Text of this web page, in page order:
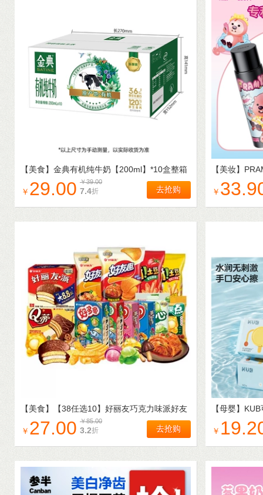
【美食】 金典有机纯牛奶【200ml】*10盒整箱
3.6g优质乳蛋白5月产
￥ 29.00 ￥39.00
7.4折 去抢购
【美妆】
油不易脱妆
￥
【美食】
【38任选10】好丽友巧克力味派好友
趣呀土豆果心软糖薯愿片零食
￥ 27.00 ￥85.00
3.2折 去抢购
【母婴】
屁宝宝幼儿
￥